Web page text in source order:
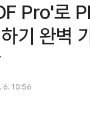
Pro'로
기 완벽
6. 10:56